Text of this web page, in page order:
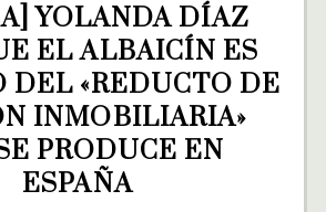
YOLANDA DÍAZ
EL ALBAICÍN ES
DEL «REDUCTO DE
INMOBILIARIA»
PRODUCE EN
ESPAÑA